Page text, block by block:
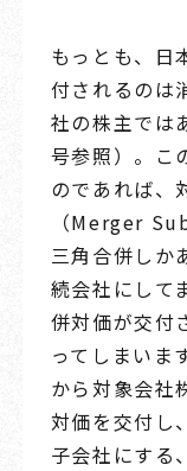
もっとも、日
付されるのは
社の株主では
号参照）。こ
のであれば、
（Merger
三角合併しか
続会社にして
併対価が交付
ってしまいま
から対象会社
対価を交付し
子会社にする